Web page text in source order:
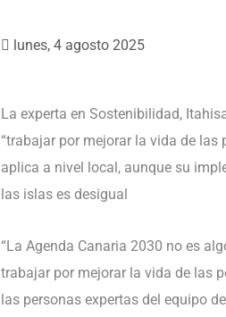
lunes, 4 agosto 2025
La experta en Sostenibilidad,
“trabajar por mejorar la vida de las
aplica a nivel local, aunque su
las islas es desigual
“La Agenda Canaria 2030 no es
trabajar por mejorar la vida de las
las personas expertas del equipo